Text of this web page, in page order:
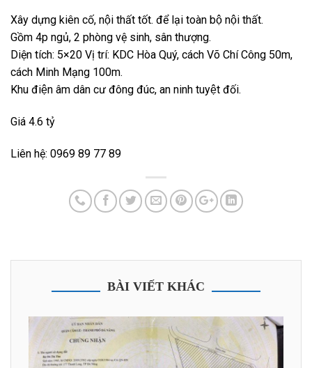
Xây dựng kiên cố, nội thất tốt. để lại toàn bộ nội thất.
Gồm 4p ngủ, 2 phòng vệ sinh, sân thượng.
Diện tích: 5×20 Vị trí: KDC Hòa Quý, cách Võ Chí Công 50m,
cách Minh Mạng 100m.
Khu điện âm dân cư đông đúc, an ninh tuyệt đối.
Giá 4.6 tỷ
Liên hệ: 0969 89 77 89
BÀI VIẾT KHÁC